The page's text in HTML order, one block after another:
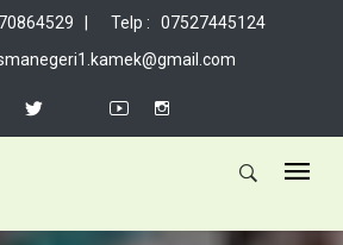
|
Telp : 07527445124